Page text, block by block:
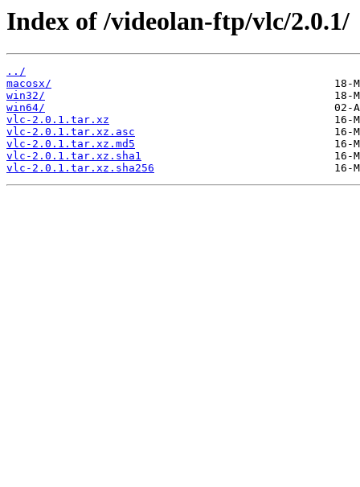
Index of /videolan-ftp/vlc/2.0.1/
../
macosx/
win32/
win64/
vlc-2.0.1.tar.xz
vlc-2.0.1.tar.xz.asc
vlc-2.0.1.tar.xz.md5
vlc-2.0.1.tar.xz.sha1
vlc-2.0.1.tar.xz.sha256